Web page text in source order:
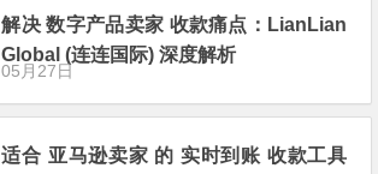
解决 数字产品卖家 收款痛点：LianLian
Global (连连国际) 深度解析
05月27日
适合 亚马逊卖家 的 实时到账 收款工具